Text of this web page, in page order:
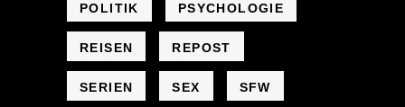
POLITIK PSYCHOLOGIE
REISEN REPOST
SERIEN SEX SFW